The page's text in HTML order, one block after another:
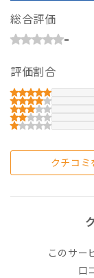
総合評価
-
評価割合
クチコミ
このサー
口